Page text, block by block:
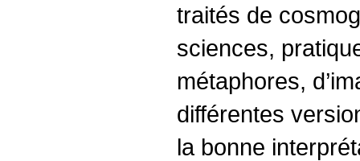
traités de
sciences,
métaphores,
différentes
la bonne